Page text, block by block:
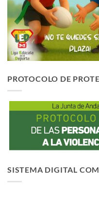
PROTOCOLO DE
SISTEMA DIGITAL